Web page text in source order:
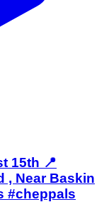
15th 📍
, Near Baskin
#cheppals